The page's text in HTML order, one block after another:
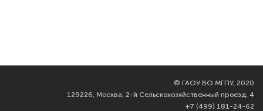
© ГАОУ ВО МГПУ, 2020
129226, Москва, 2-й Сельскохозяйственный проезд, 4
+7 (499) 181-24-62